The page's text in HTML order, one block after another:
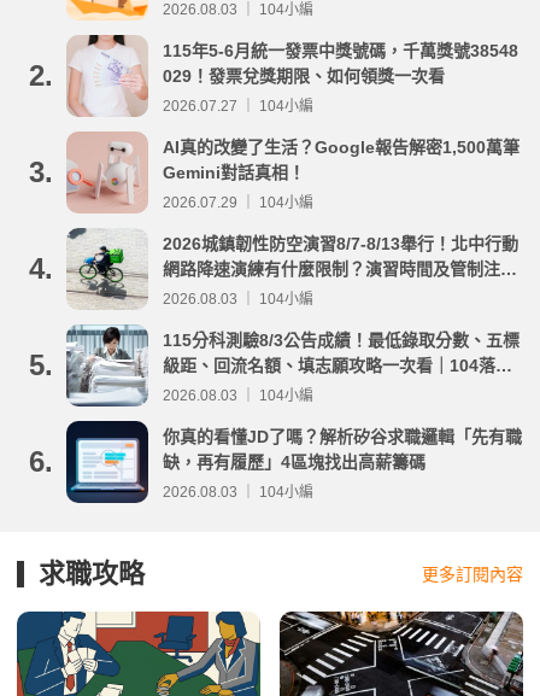
2026.08.03 ｜ 104小編
2.
115年5-6月統一發票中獎號碼，千萬獎號38548
029！發票兌獎期限、如何領獎一次看
2026.07.27 ｜ 104小編
3.
AI真的改變了生活？Google報告解密1,500萬筆
Gemini對話真相！
2026.07.29 ｜ 104小編
4.
2026城鎮韌性防空演習8/7-8/13舉行！北中行動
網路降速演練有什麼限制？演習時間及管制注意
事項整理
2026.08.03 ｜ 104小編
5.
115分科測驗8/3公告成績！最低錄取分數、五標
級距、回流名額、填志願攻略一次看｜104落點
分析
2026.08.03 ｜ 104小編
6.
你真的看懂JD了嗎？解析矽谷求職邏輯「先有職
缺，再有履歷」4區塊找出高薪籌碼
2026.08.03 ｜ 104小編
求職攻略 更多訂閱內容